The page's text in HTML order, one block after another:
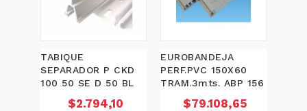
TABIQUE
SEPARADOR P CKD
100 50 SE D 50 BL
Precio
$2.794,10
EUROBANDEJA
PERF.PVC 150X60
TRAM.3mts. ABP 156
Precio
$79.108,65